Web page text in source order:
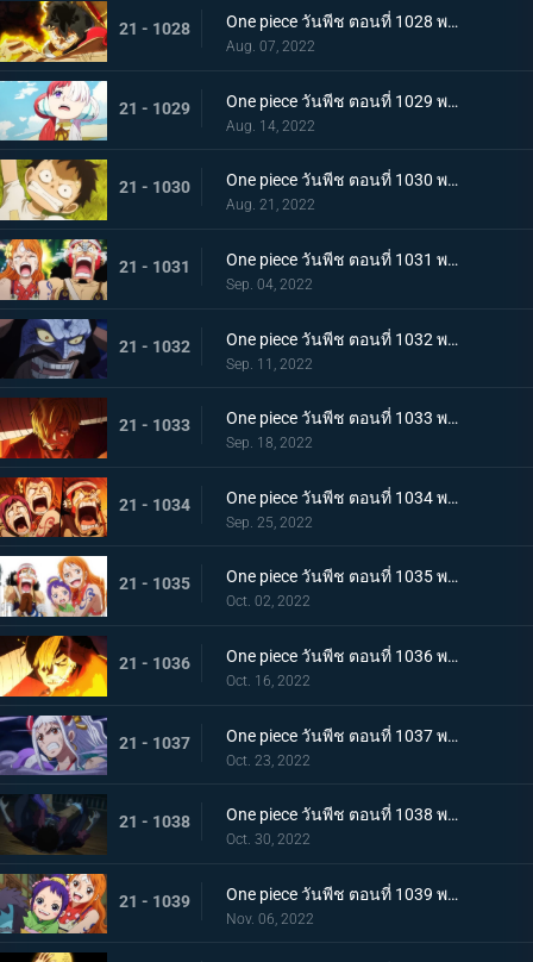
21 - 1028 One piece วันพีช ตอนที่ 1028 พากย์ไทย ก้ามข้ามสี่จักรพรรดิสิ หมัดเหล็กโต้กลับของลูฟี่
Aug. 07, 2022
21 - 1029 One piece วันพีช ตอนที่ 1029 พากย์ไทย ความทรงจำลางเลือน ลูฟี่กับอูตะลูกสาวของผมแดง
Aug. 14, 2022
21 - 1030 One piece วันพีช ตอนที่ 1030 พากย์ไทย คำสาบานต่อยุคสมัยใหม่! ลูฟี่กับอูตะ
Aug. 21, 2022
21 - 1031 One piece วันพีช ตอนที่ 1031 พากย์ไทย นามิตะโกนสุดเสียง เดธเรซแบบจนตรอก
Sep. 04, 2022
21 - 1032 One piece วันพีช ตอนที่ 1032 พากย์ไทย รุ่งอรุณของแคว้นวะ ทุกด้านประจันหน้าสุดเดือด
Sep. 11, 2022
21 - 1033 One piece วันพีช ตอนที่ 1033 พากย์ไทย ชี้ขาด หมัดราชันย์เร่งความเร็วของลูฟี่
Sep. 18, 2022
21 - 1034 One piece วันพีช ตอนที่ 1034 พากย์ไทย ลูฟี่พ่ายแพ้! กลุ่มหมวกฟางตกที่นั่งลำบาก
Sep. 25, 2022
21 - 1035 One piece วันพีช ตอนที่ 1035 พากย์ไทย ร้อยอสูรเหยียบย่ำ สิ้นสมัยตระกูลโคสึกิ
Oct. 02, 2022
21 - 1036 One piece วันพีช ตอนที่ 1036 พากย์ไทย ต่อต้านคืนมืดมิด โชกุนใหญ่แคว้นวะกู่ก้อง
Oct. 16, 2022
21 - 1037 One piece วันพีช ตอนที่ 1037 พากย์ไทย เชื่อในลูฟี่สิ! พันธมิตรเปิดฉากโต้กลับ
Oct. 23, 2022
21 - 1038 One piece วันพีช ตอนที่ 1038 พากย์ไทย ท่าไม้ตายของนามิ! ศึกเสี่ยงตายของโอทามะ
Oct. 30, 2022
21 - 1039 One piece วันพีช ตอนที่ 1039 พากย์ไทย พวกพ้องเพิ่มพรวด กลุ่มหมวกฟางโต้กลับ
Nov. 06, 2022